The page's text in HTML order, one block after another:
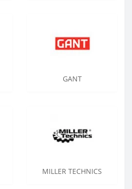
GANT
MILLER TECHNICS